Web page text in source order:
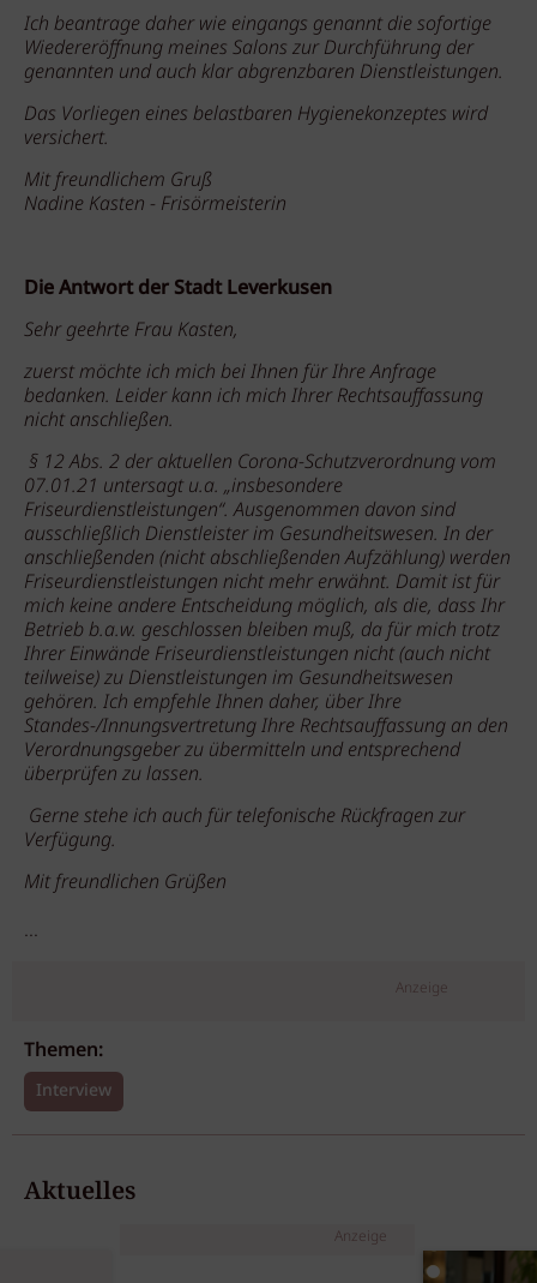
Ich beantrage daher wie eingangs genannt die sofortige
Wiedereröffnung meines Salons zur Durchführung der
genannten und auch klar abgrenzbaren Dienstleistungen.
Das Vorliegen eines belastbaren Hygienekonzeptes wird
versichert.
Mit freundlichem Gruß
Nadine Kasten - Frisörmeisterin
Die Antwort der Stadt Leverkusen
Sehr geehrte Frau Kasten,
zuerst möchte ich mich bei Ihnen für Ihre Anfrage
bedanken. Leider kann ich mich Ihrer Rechtsauffassung
nicht anschließen.
§ 12 Abs. 2 der aktuellen Corona-Schutzverordnung vom
07.01.21 untersagt u.a. „insbesondere
Friseurdienstleistungen“. Ausgenommen davon sind
ausschließlich Dienstleister im Gesundheitswesen. In der
anschließenden (nicht abschließenden Aufzählung) werden
Friseurdienstleistungen nicht mehr erwähnt. Damit ist für
mich keine andere Entscheidung möglich, als die, dass Ihr
Betrieb b.a.w. geschlossen bleiben muß, da für mich trotz
Ihrer Einwände Friseurdienstleistungen nicht (auch nicht
teilweise) zu Dienstleistungen im Gesundheitswesen
gehören. Ich empfehle Ihnen daher, über Ihre
Standes-/Innungsvertretung Ihre Rechtsauffassung an den
Verordnungsgeber zu übermitteln und entsprechend
überprüfen zu lassen.
Gerne stehe ich auch für telefonische Rückfragen zur
Verfügung.
Mit freundlichen Grüßen
...
Anzeige
Themen:
Interview
Aktuelles
Anzeige